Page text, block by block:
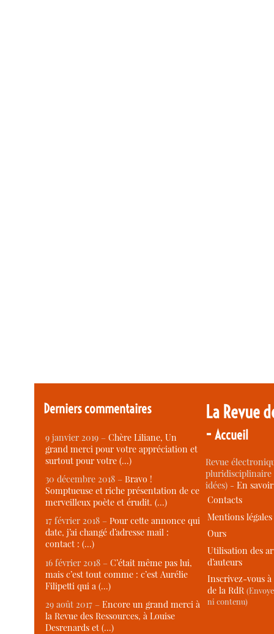
Derniers commentaires
9 janvier 2019 –Chère Liliane, Un
grand merci pour votre appréciation et
surtout pour votre (…)
30 décembre 2018 –Bravo !
Somptueuse et riche présentation de ce
merveilleux poète et érudit. (…)
17 février 2018 –Pour cette annonce qui
date, j’ai changé d’adresse mail :
contact : (…)
16 février 2018 –C’était même pas lui,
mais c’est tout comme : c’est Aurélie
Filipetti qui a (…)
29 août 2017 –Encore un grand merci à
la Revue des Ressources, à Louise
Desrenards et (…)
La Revue
-Accueil
Revue
idées) -En
Contacts
Mentions légales
Ours
Utilisation des
d’auteurs
Inscrivez-vous
de la RdR
ni contenu)